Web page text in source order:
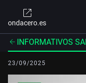
ondacero.es
INFORMATIVOS
23/09/2025